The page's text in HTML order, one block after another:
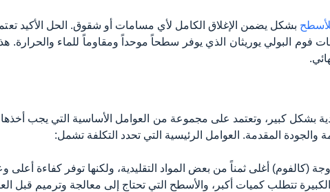
بشكل يضمن الإغلاق الكامل لأي مسامات أو شقوق. الحل الأكيد
فوم البولي يوريثان الذي يوفر سطحاً موحداً ومقاوماً للماء والحرارة.
بشكل كبير، وتعتمد على مجموعة من العوامل الأساسية التي يجب أخذها
والجودة المقدمة. العوامل الرئيسية التي تحدد التكلفة تشمل:
(كالفوم) أغلى ثمناً من بعض المواد التقليدية، ولكنها توفر كفاءة أعلى
تتطلب كميات أكبر، والأسطح التي تحتاج إلى معالجة وترميم قبل